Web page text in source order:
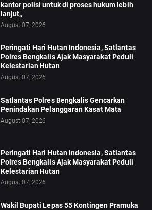
kantor polisi untuk di proses hukum lebih
lanjut,,
August 07, 2026
Peringati Hari Hutan Indonesia, Satlantas
Polres Bengkalis Ajak Masyarakat Peduli
Kelestarian Hutan
August 07, 2026
Satlantas Polres Bengkalis Gencarkan
Penindakan Pelanggaran Kasat Mata
August 07, 2026
Peringati Hari Hutan Indonesia, Satlantas
Polres Bengkalis Ajak Masyarakat Peduli
Kelestarian Hutan
August 07, 2026
Wakil Bupati Lepas 55 Kontingen Pramuka